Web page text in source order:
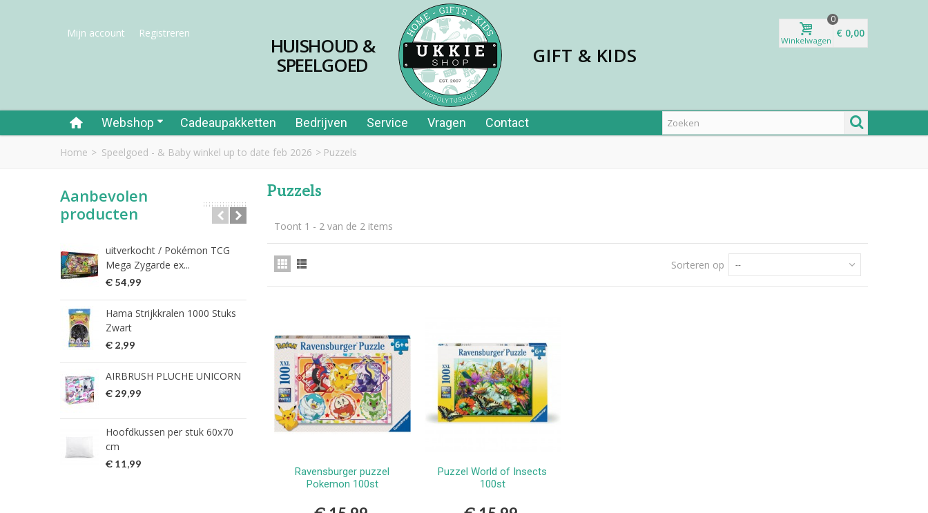
Mijn account Registreren
HUISHOUD &
SPEELGOED GIFT & KIDS
Winkelwagen
0
€ 0,00
Webshop Cadeaupakketten Bedrijven Service Vragen Contact
Home > Speelgoed - & Baby winkel up to date feb 2026 > Puzzels
Aanbevolen
producten
uitverkocht / Pokémon TCG
Mega Zygarde ex...
€ 54,99
Hama Strijkkralen 1000 Stuks
Zwart
€ 2,99
AIRBRUSH PLUCHE UNICORN
€ 29,99
Hoofdkussen per stuk 60x70
cm
€ 11,99
€ 1,99
€ 29,99
HG vlekkenspray extra sterk/
verwijdert meest...
€ 9,99
HG Vlekkenspray / voor vlek
Puzzels
Toont 1 - 2 van de 2 items
Sorteren op --
Bestellen
Ravensburger puzzel
Pokemon 100st
Bestellen
Puzzel World of Insects
100st